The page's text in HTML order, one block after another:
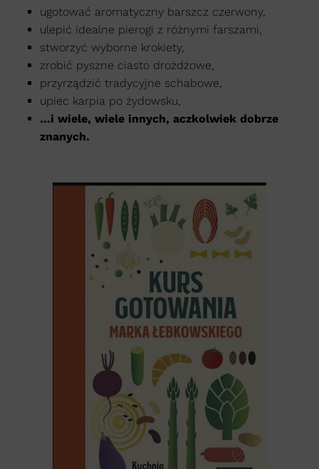
ugotować aromatyczny barszcz czerwony,
ulepić idealne pierogi z różnymi farszami,
stworzyć wyborne krokiety,
zrobić pyszne ciasto drożdżowe,
przyrządzić tradycyjne schabowe,
upiec karpia po żydowsku,
…i wiele, wiele innych, aczkolwiek dobrze
znanych.